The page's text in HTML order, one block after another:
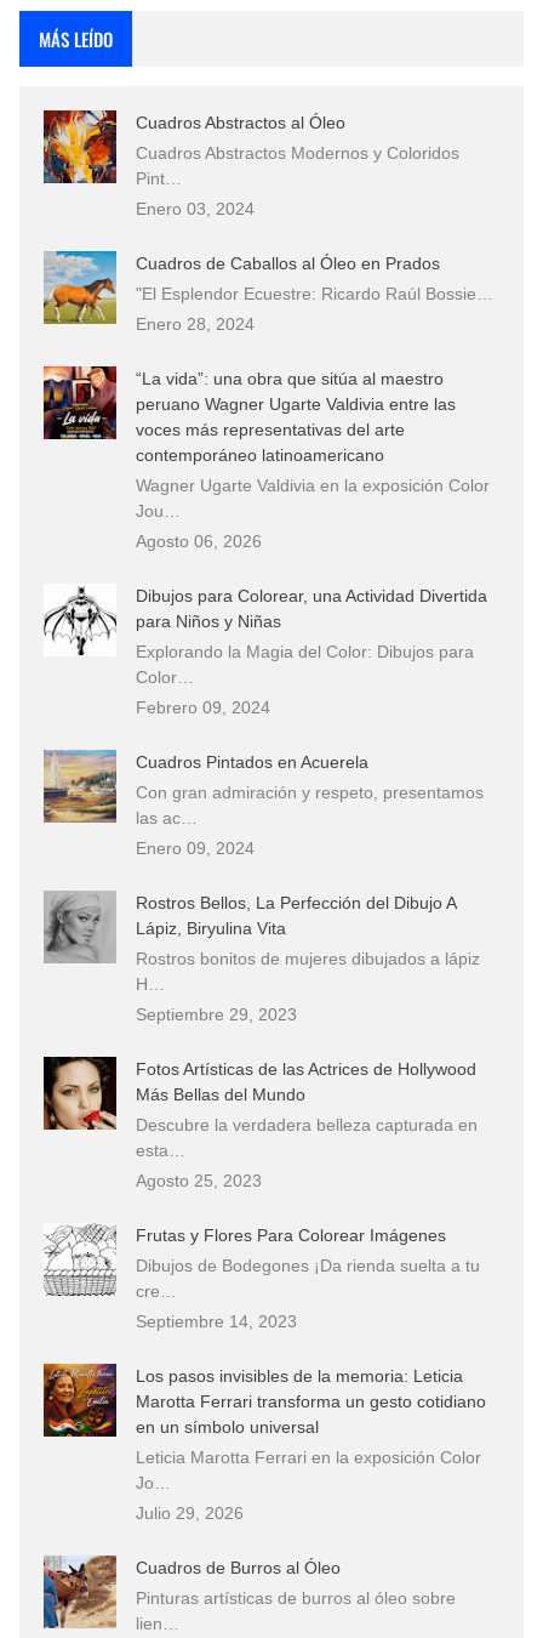
MÁS LEÍDO
Cuadros Abstractos al Óleo
Cuadros Abstractos Modernos y Coloridos
Pint…
Enero 03, 2024
Cuadros de Caballos al Óleo en Prados
"El Esplendor Ecuestre: Ricardo Raúl Bossie…
Enero 28, 2024
“La vida”: una obra que sitúa al maestro
peruano Wagner Ugarte Valdivia entre las
voces más representativas del arte
contemporáneo latinoamericano
Wagner Ugarte Valdivia en la exposición Color
Jou…
Agosto 06, 2026
Dibujos para Colorear, una Actividad Divertida
para Niños y Niñas
Explorando la Magia del Color: Dibujos para
Color…
Febrero 09, 2024
Cuadros Pintados en Acuerela
Con gran admiración y respeto, presentamos
las ac…
Enero 09, 2024
Rostros Bellos, La Perfección del Dibujo A
Lápiz, Biryulina Vita
Rostros bonitos de mujeres dibujados a lápiz
H…
Septiembre 29, 2023
Fotos Artísticas de las Actrices de Hollywood
Más Bellas del Mundo
Descubre la verdadera belleza capturada en
esta…
Agosto 25, 2023
Frutas y Flores Para Colorear Imágenes
Dibujos de Bodegones ¡Da rienda suelta a tu
cre…
Septiembre 14, 2023
Los pasos invisibles de la memoria: Leticia
Marotta Ferrari transforma un gesto cotidiano
en un símbolo universal
Leticia Marotta Ferrari en la exposición Color
Jo…
Julio 29, 2026
Cuadros de Burros al Óleo
Pinturas artísticas de burros al óleo sobre
lien…